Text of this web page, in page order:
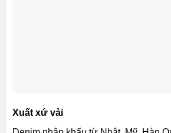
Xuất xứ vải